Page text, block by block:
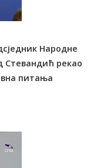
Народне
Стевандић рекао
питања